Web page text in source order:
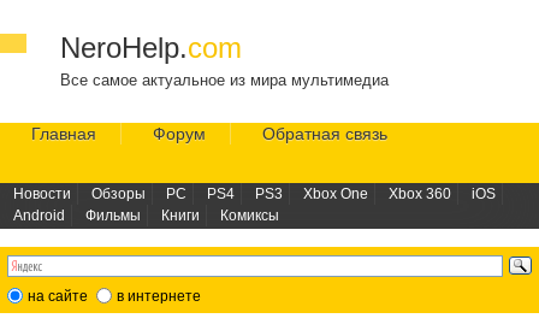
NeroHelp.com
Все самое актуальное из мира мультимедиа
Главная Форум Обратная связь
Новости Обзоры PC PS4 PS3 Xbox One Xbox 360
iOS
Android
Фильмы Книги Комиксы
на сайте в интернете